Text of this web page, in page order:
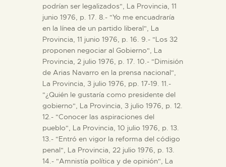
podrían ser legalizados", La Provincia, 11
junio 1976, p. 17. 8.- "Yo me encuadraría
en la línea de un partido liberal", La
Provincia, 11 junio 1976, p. 16. 9.- "Los 32
proponen negociar al Gobierno", La
Provincia, 2 julio 1976, p. 17. 10.- "Dimisión
de Arias Navarro en la prensa nacional",
La Provincia, 3 julio 1976, pp. 17-19. 11.-
"¿Quién le gustaría como presidente del
gobierno", La Provincia, 3 julio 1976, p. 12.
12.- "Conocer las aspiraciones del
pueblo", La Provincia, 10 julio 1976, p. 13.
13.- "Entró en vigor la reforma del código
penal", La Provincia, 22 julio 1976, p. 13.
14.- "Amnistía política y de opinión", La